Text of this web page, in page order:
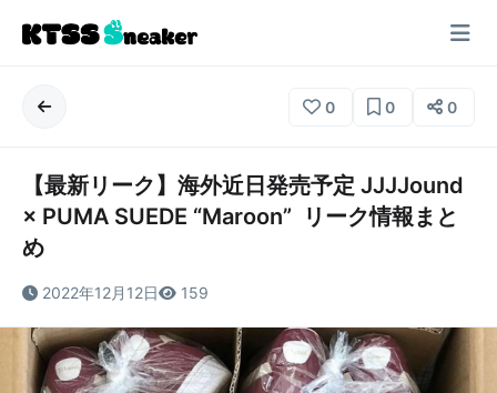
0 0 0
【最新リーク】海外近日発売予定 JJJJound
× PUMA SUEDE “Maroon” リーク情報まと
め
2022年12月12日 159